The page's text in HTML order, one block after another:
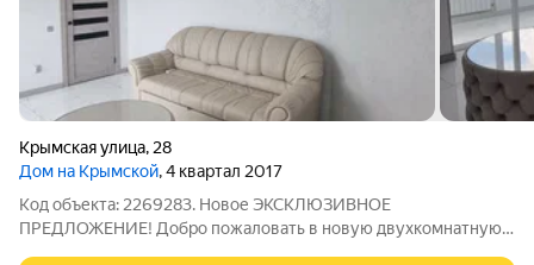
Крымская улица, 28
Дом на Крымской, 4 квартал 2017
Код объекта: 2269283. Новое ЭКСКЛЮЗИВНОЕ
ПРЕДЛОЖЕНИЕ! Добро пожаловать в новую двухкомнатную